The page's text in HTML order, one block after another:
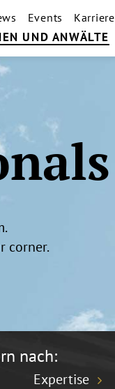
UND ANWÄLTE
Events Karriere
corner.
nach:
Expertise